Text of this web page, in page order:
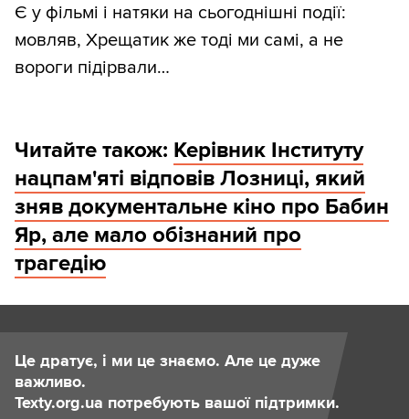
Є у фільмі і натяки на сьогоднішні події:
мовляв, Хрещатик же тоді ми самі, а не
вороги підірвали…
Читайте також: Керівник Інституту
нацпам'яті відповів Лозниці, який
зняв документальне кіно про Бабин
Яр, але мало обізнаний про
трагедію
Це дратує, і ми це знаємо. Але це дуже
важливо.
Texty.org.ua потребують вашої підтримки.